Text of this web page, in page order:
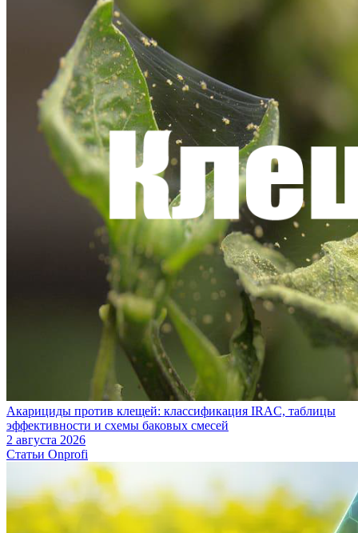
Акарициды против клещей: классификация IRAC, таблицы
эффективности и схемы баковых смесей
2 августа 2026
Статьи Onprofi